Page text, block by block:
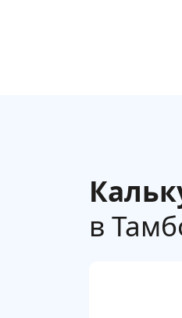
в